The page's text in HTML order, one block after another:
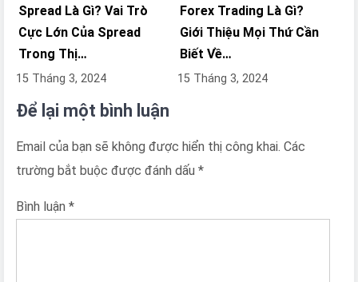
Spread Là Gì? Vai Trò
Cực Lớn Của Spread
Trong Thị…
15 Tháng 3, 2024
Forex Trading Là Gì?
Giới Thiệu Mọi Thứ Cần
Biết Về…
15 Tháng 3, 2024
Để lại một bình luận
Email của bạn sẽ không được hiển thị công khai. Các
trường bắt buộc được đánh dấu *
Bình luận *